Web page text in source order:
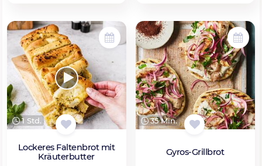
1 Std.
Lockeres Faltenbrot mit
Kräuterbutter
35 Min.
Gyros-Grillbrot